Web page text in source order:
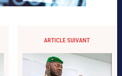
ARTICLE SUIVANT